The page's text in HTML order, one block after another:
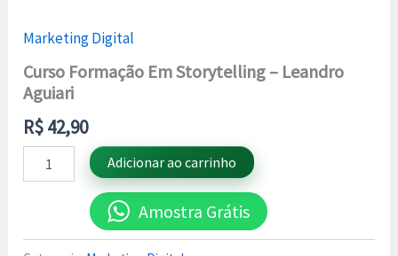
Marketing Digital
Curso Formação Em Storytelling – Leandro
Aguiari
R$42,90
Adicionar ao carrinho
Amostra Grátis